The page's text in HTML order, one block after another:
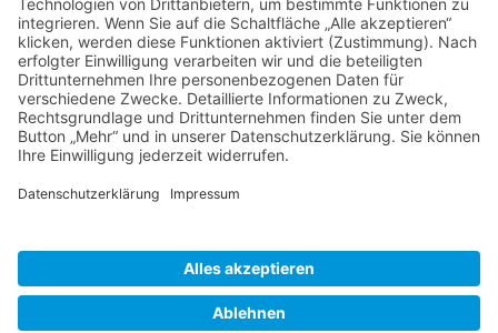
Herausgeber
Datenschutz
Impressum
Bearbeitungsstand
Hilfe
nach: